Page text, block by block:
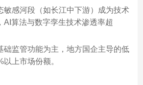
敏感河段（如长江中下游）成为技术
AI算法与数字孪生技术渗透率超
础监管功能为主，地方国企主导的低
上市场份额‌。